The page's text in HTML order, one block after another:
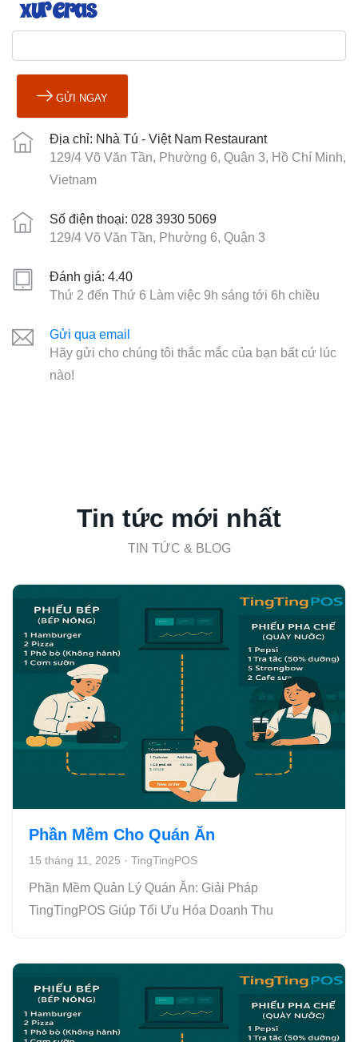
GỬI NGAY
Địa chỉ: Nhà Tú - Việt Nam Restaurant
129/4 Võ Văn Tần, Phường 6, Quận 3, Hồ Chí Minh,
Vietnam
Số điện thoại: 028 3930 5069
129/4 Võ Văn Tần, Phường 6, Quận 3
Đánh giá: 4.40
Thứ 2 đến Thứ 6 Làm việc 9h sáng tới 6h chiều
Gửi qua email
Hãy gửi cho chúng tôi thắc mắc của bạn bất cứ lúc
nào!
Tin tức mới nhất
TIN TỨC & BLOG
Phần Mềm Cho Quán Ăn
15 tháng 11, 2025 · TingTingPOS
Phần Mềm Quản Lý Quán Ăn: Giải Pháp
TingTingPOS Giúp Tối Ưu Hóa Doanh Thu